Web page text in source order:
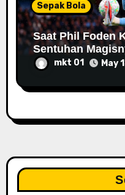
Sepak Bola
Saat Phil Foden
Sentuhan
Manchester City
mkt 01 May